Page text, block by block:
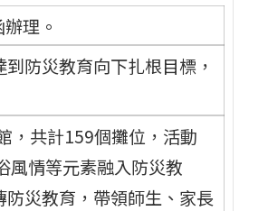
理。
防災教育向下扎根目標，
，共計159個攤位，活動
風情等元素融入防災教
災教育，帶領師生、家長